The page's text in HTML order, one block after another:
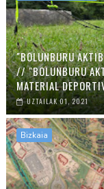
"BOLUNBURU
// "BOLUNBURU
MATERIAL
UZTAILAK 01, 2021
Bizkaia